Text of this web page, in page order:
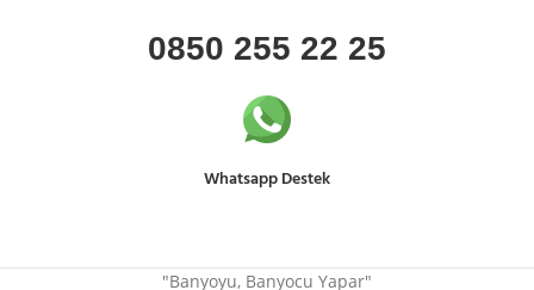
0850 255 22 25
Whatsapp Destek
"Banyoyu, Banyocu Yapar"